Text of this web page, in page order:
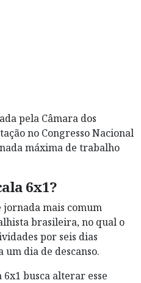
pela Câmara dos
no Congresso Nacional
máxima de trabalho
6x1?
jornada mais comum
brasileira, no qual o
por seis dias
dia de descanso.
busca alterar esse